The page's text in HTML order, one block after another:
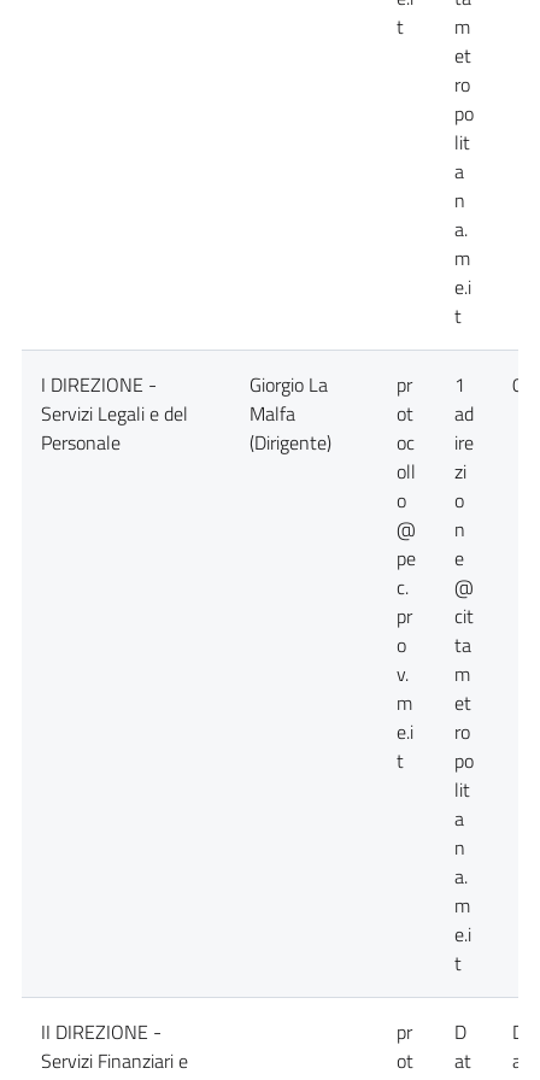
t
m
et
ro
po
lit
a
n
a.
m
e.i
t
I DIREZIONE -
Servizi Legali e del
Personale
Giorgio La
Malfa
(Dirigente)
pr
ot
oc
oll
o
@
pe
c.
pr
o
v.
m
e.i
t
1
ad
ire
zi
o
n
e
@
cit
ta
m
et
ro
po
lit
a
n
a.
m
e.i
t
II DIREZIONE -
Servizi Finanziari e
pr
ot
D
at